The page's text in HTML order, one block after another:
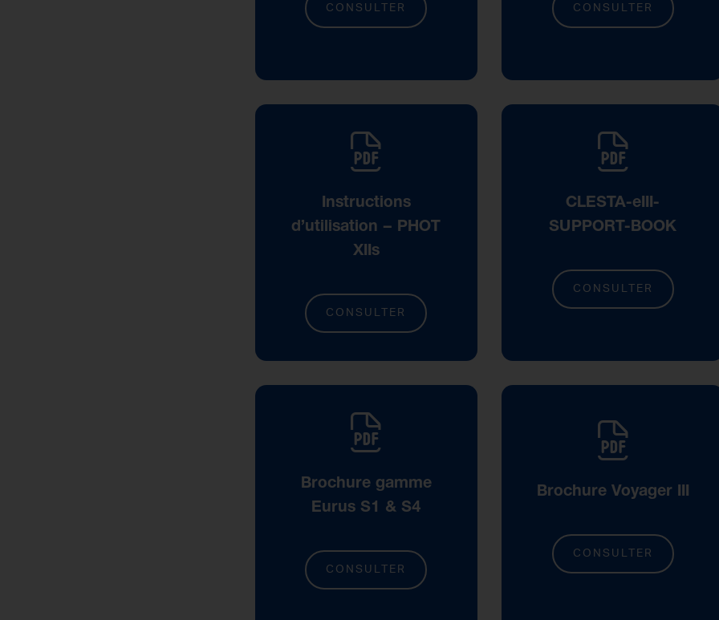
CONSULTER CONSULTER
Instructions
d’utilisation – PHOT
XIIs
CONSULTER
CLESTA-eIII-
SUPPORT-BOOK
CONSULTER
Brochure gamme
Eurus S1 & S4
CONSULTER
Brochure Voyager III
CONSULTER